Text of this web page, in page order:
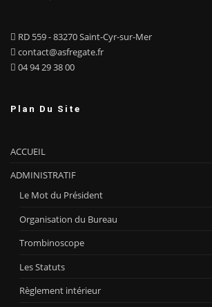
RD 559 - 83270 Saint-Cyr-sur-Mer
contact@asfregate.fr
04 94 29 38 00
Plan Du Site
ACCUEIL
ADMINISTRATIF
Le Mot du Président
Organisation du Bureau
Trombinoscope
Les Statuts
Règlement intérieur